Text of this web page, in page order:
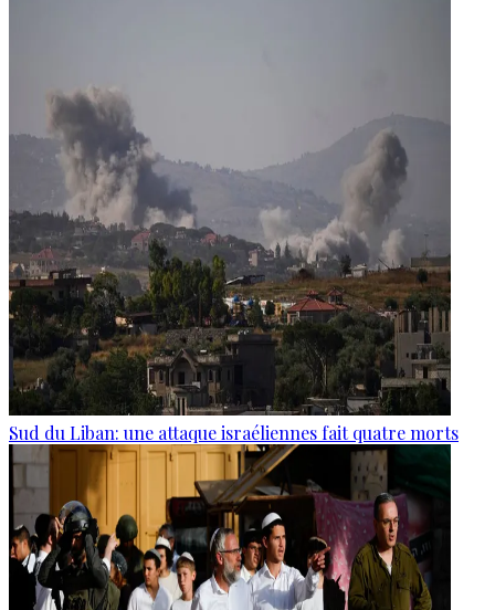
Sud du Liban: une attaque israéliennes fait quatre morts